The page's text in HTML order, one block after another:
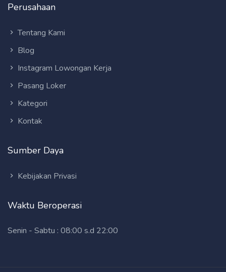
Perusahaan
Tentang Kami
Blog
Instagram Lowongan Kerja
Pasang Loker
Kategori
Kontak
Sumber Daya
Kebijakan Privasi
Waktu Beroperasi
Senin - Sabtu : 08:00 s.d 22:00